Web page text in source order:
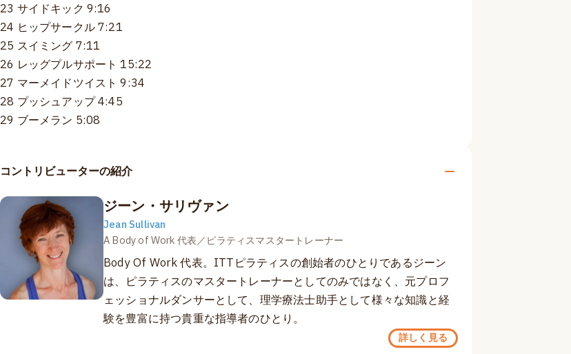
23 サイドキック 9:16
24 ヒップサークル 7:21
25 スイミング 7:11
26 レッグプルサポート 15:22
27 マーメイドツイスト 9:34
28 プッシュアップ 4:45
29 ブーメラン 5:08
コントリビューターの紹介
ジーン・サリヴァン
Jean Sullivan
A Body of Work 代表／ピラティスマスタートレーナー
Body Of Work 代表。ITTピラティスの創始者のひとりであるジーン
は、ピラティスのマスタートレーナーとしてのみではなく、元プロフ
ェッショナルダンサーとして、理学療法士助手として様々な知識と経
験を豊富に持つ貴重な指導者のひとり。
詳しく見る